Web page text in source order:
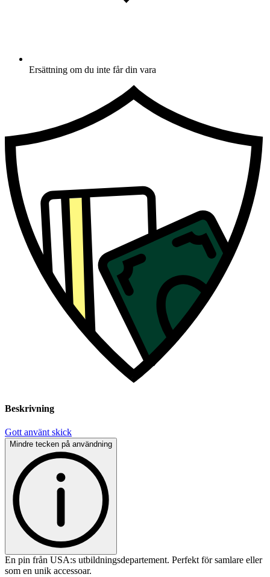
Ersättning om du inte får din vara
Beskrivning
Gott använt skick
Mindre tecken på användning
En pin från USA:s utbildningsdepartement. Perfekt för samlare eller
som en unik accessoar.